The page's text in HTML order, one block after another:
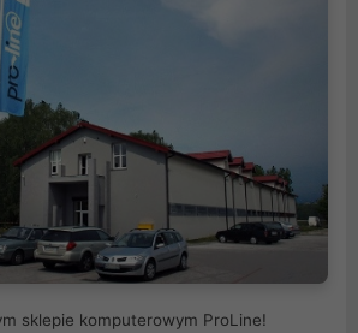
sklepie komputerowym ProLine!